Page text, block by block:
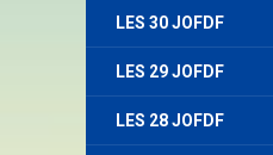
LES 30 JOFDF
LES 29 JOFDF
LES 28 JOFDF